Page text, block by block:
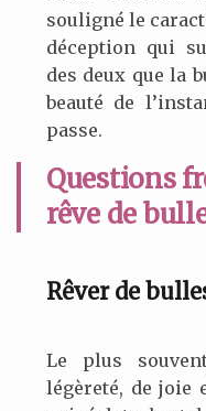
souligné le
déception qui
des deux que la
beauté de
passe.
Questions
rêve de
Rêver de
Le plus
légèreté, de joie